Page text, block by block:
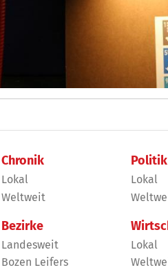
Chronik
Lokal
Weltweit
Bezirke
Landesweit
Bozen Leifers
Politik
Lokal
Lokal